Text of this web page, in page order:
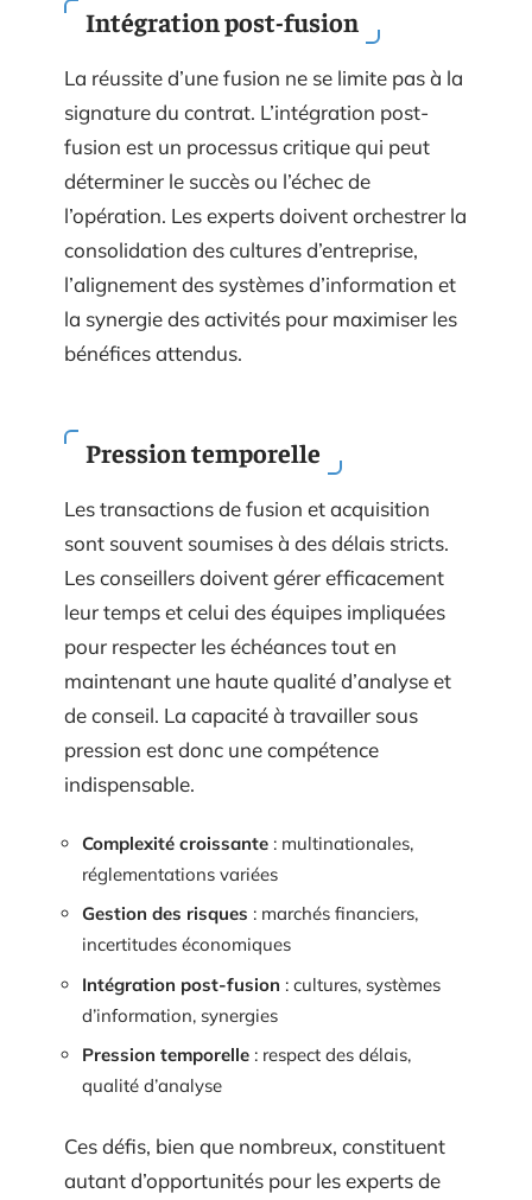
Intégration post-fusion
La réussite d’une fusion ne se limite pas à la
signature du contrat. L’intégration post-
fusion est un processus critique qui peut
déterminer le succès ou l’échec de
l’opération. Les experts doivent orchestrer la
consolidation des cultures d’entreprise,
l’alignement des systèmes d’information et
la synergie des activités pour maximiser les
bénéfices attendus.
Pression temporelle
Les transactions de fusion et acquisition
sont souvent soumises à des délais stricts.
Les conseillers doivent gérer efficacement
leur temps et celui des équipes impliquées
pour respecter les échéances tout en
maintenant une haute qualité d’analyse et
de conseil. La capacité à travailler sous
pression est donc une compétence
indispensable.
Complexité croissante : multinationales,
réglementations variées
Gestion des risques : marchés financiers,
incertitudes économiques
Intégration post-fusion : cultures, systèmes
d’information, synergies
Pression temporelle : respect des délais,
qualité d’analyse
Ces défis, bien que nombreux, constituent
autant d’opportunités pour les experts de